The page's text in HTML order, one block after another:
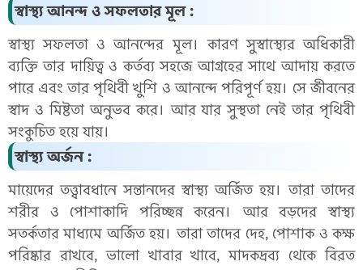
স্বাস্থ্য আনন্দ ও সফলতার মূল :
স্বাস্থ্য সফলতা ও আনন্দের মূল। কারণ সুস্বাস্থ্যের অধিকারী
ব্যক্তি তার দায়িত্ব ও কর্তব্য সহজে আগ্রহের সাথে আদায় করতে
পারে এবং তার পৃথিবী খুশি ও আনন্দে পরিপূর্ণ হয়। সে জীবনের
স্বাদ ও মিষ্টতা অনুভব করে। আর যার সুস্থতা নেই তার পৃথিবী
সংকুচিত হয়ে যায়।
স্বাস্থ্য অর্জন :
মায়েদের তত্ত্বাবধানে সন্তানদের স্বাস্থ্য অর্জিত হয়। তারা তাদের
শরীর ও পোশাকাদি পরিচ্ছন্ন করেন। আর বড়দের স্বাস্থ্য
সতর্কতার মাধ্যমে অর্জিত হয়। তারা তাদের দেহ, পোশাক ও কক্ষ
পরিষ্কার রাখবে, ভালো খাবার খাবে, মাদকদ্রব্য থেকে বিরত